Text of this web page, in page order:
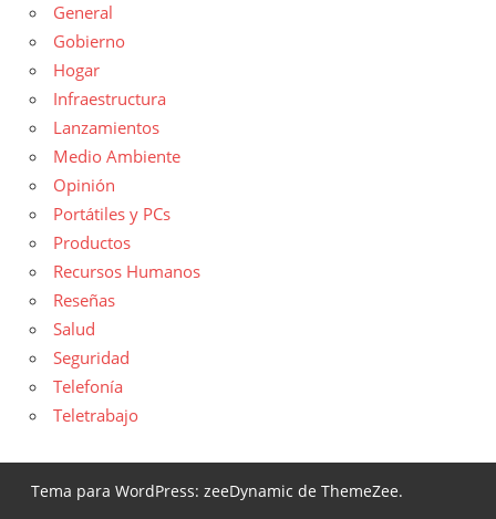
General
Gobierno
Hogar
Infraestructura
Lanzamientos
Medio Ambiente
Opinión
Portátiles y PCs
Productos
Recursos Humanos
Reseñas
Salud
Seguridad
Telefonía
Teletrabajo
Tema para WordPress: zeeDynamic de ThemeZee.